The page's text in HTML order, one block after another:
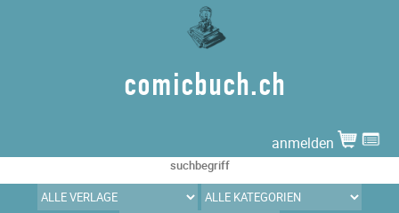
comicbuch.ch
anmelden